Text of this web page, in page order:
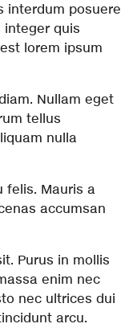
interdum posuere
integer quis
lorem ipsum
Nullam eget
tellus
nulla
felis. Mauris a
accumsan
Purus in mollis
enim nec
nec ultrices dui
arcu.